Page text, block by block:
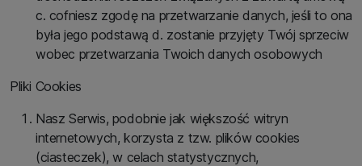
c. cofniesz zgodę na przetwarzanie danych, jeśli to ona
była jego podstawą d. zostanie przyjęty Twój sprzeciw
wobec przetwarzania Twoich danych osobowych
Pliki Cookies
Nasz Serwis, podobnie jak większość witryn
internetowych, korzysta z tzw. plików cookies
(ciasteczek), w celach statystycznych,